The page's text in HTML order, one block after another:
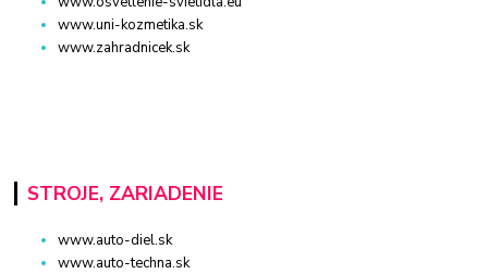
www.uni-kozmetika.sk
www.zahradnicek.sk
STROJE, ZARIADENIE
www.auto-diel.sk
www.auto-techna.sk